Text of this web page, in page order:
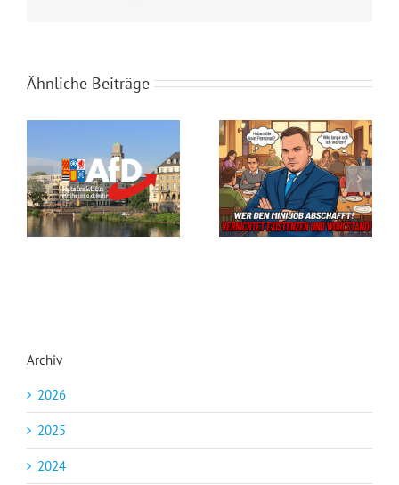
Ähnliche Beiträge
Archiv
2026
2025
2024